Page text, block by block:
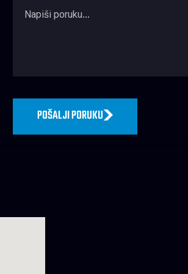
POŠALJI PORUKU